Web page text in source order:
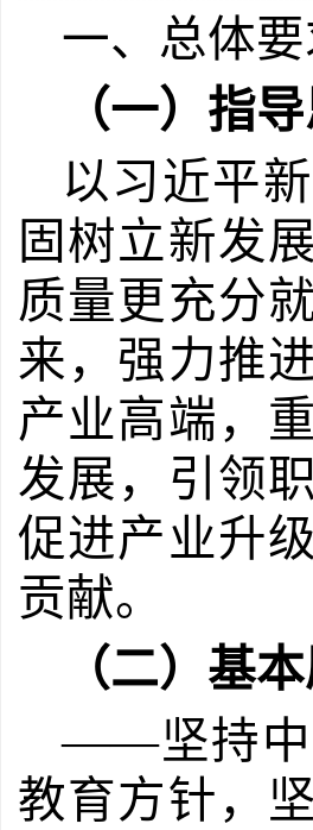
一、总体
（一）指
以习近平
固树立新发
质量更充分
来，强力推
产业高端，
发展，引领
促进产业升
贡献。
（二）基
——坚持中
教育方针，